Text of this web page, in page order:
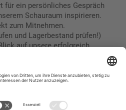
für ein persönliches Gespräch
Schauraum inspirieren.
zum Mitnehmen.
und Lagerbestand prüfen!)
auf unsere erfolgreich
SEPA Lastschrift